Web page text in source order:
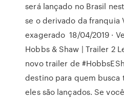
será lançado no Brasil
se o derivado da franquia
exagerado 18/04/2019 ·
Hobbs & Shaw | Trailer 2
novo trailer de
destino para quem busca
eles são lançados. Se